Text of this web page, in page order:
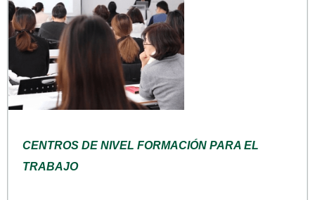
CENTROS DE NIVEL FORMACIÓN PARA EL
TRABAJO